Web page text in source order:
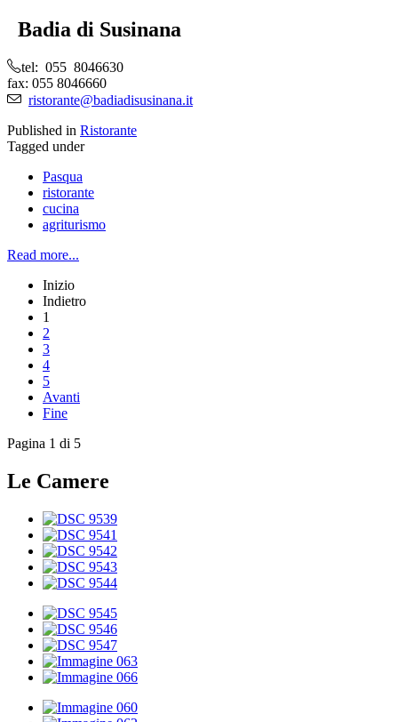
Badia di Susinana
tel: 055 8046630
fax: 055 8046660
ristorante@badiadisusinana.it
Published in Ristorante
Tagged under
Pasqua
ristorante
cucina
agriturismo
Read more...
Inizio
Indietro
1
2
3
4
5
Avanti
Fine
Pagina 1 di 5
Le Camere